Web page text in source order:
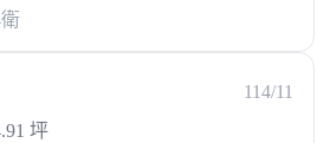
114/11
坪